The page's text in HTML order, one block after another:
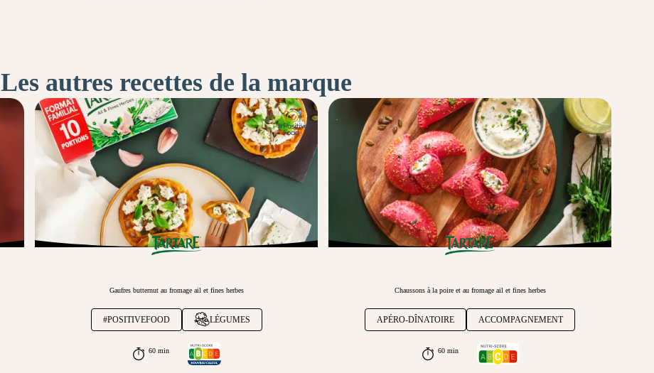
Les autres recettes de la marque
Gaufres butternut au fromage ail et fines herbes
#POSITIVEFOOD LÉGUMES
60 min
Chaussons à la poire et au fromage ail et fines herbes
APÉRO-DÎNATOIRE ACCOMPAGNEMENT
60 min